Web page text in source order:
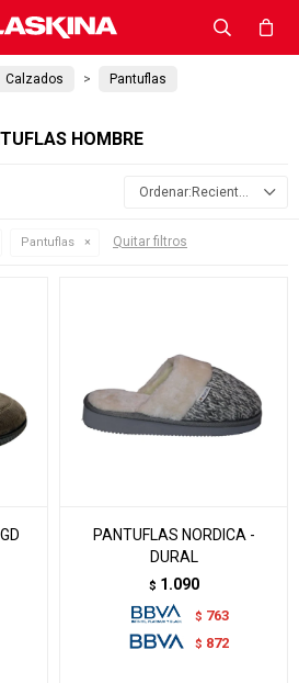
Calzados Pantuflas
HOMBRE
Recientes
Pantuflas Quitar filtros
PANTUFLAS NORDICA -
DURAL
$ 1.090
$ 763
$ 872